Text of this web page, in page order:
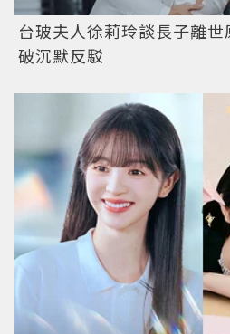
台玻夫人徐莉玲談長子離
破沉默反駁